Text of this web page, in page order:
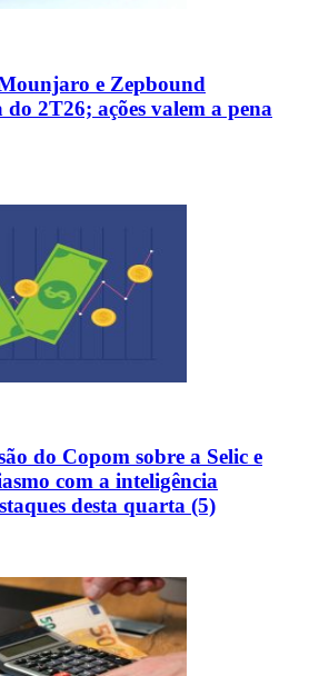
e Zepbound
2T26; ações valem a pena
do Copom sobre a Selic e
com a inteligência
desta quarta (5)